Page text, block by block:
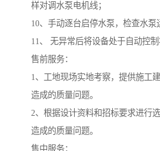
样对调水泵电机线；
10、手动逐台启停水泵，检查水泵
11、 无异常后将设备处于自动控制
售前服务：
1、工地现场实地考察，提供施工
造成的质量问题。
2、根据设计资料和招标要求进行
造成的质量问题。
售中服务：